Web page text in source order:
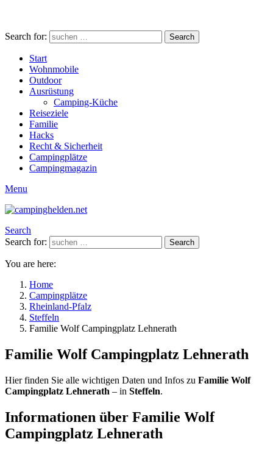
Search for: Search
Start
Wohnmobile
Outdoor
Ausrüstung
Camping-Küche
Reiseziele
Familie
Hacks
Recht & Sicherheit
Campingplätze
Campingmagazin
Menu
Search
Search for:
Search
You are here:
Home
Campingplätze
Rheinland-Pfalz
Steffeln
Familie Wolf Campingplatz Lehnerath
Familie Wolf Campingplatz Lehnerath
Hier finden Sie alle wichtigen Daten und Infos zu Familie Wolf
Campingplatz Lehnerath – in Steffeln.
Informationen über Familie Wolf
Campingplatz Lehnerath